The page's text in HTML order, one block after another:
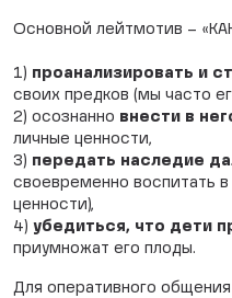
Основной лейтмотив –
1) проанализировать и
своих предков (мы часто
2) осознанно внести в
личные ценности,
3) передать наследие
своевременно воспитать
ценности),
4) убедиться, что дети
приумножат его плоды.
Для оперативного общения